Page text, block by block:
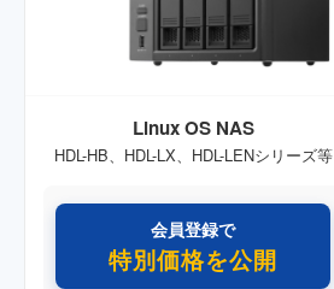
Linux OS NAS
HDL-HB、HDL-LX、HDL-LENシリーズ等
会員登録で
特別価格を公開